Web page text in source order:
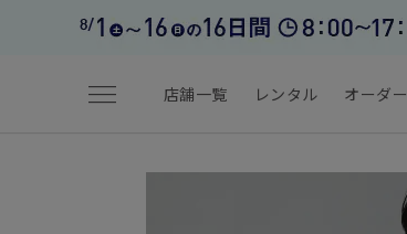
menu 店舗一覧 レンタル オーダー